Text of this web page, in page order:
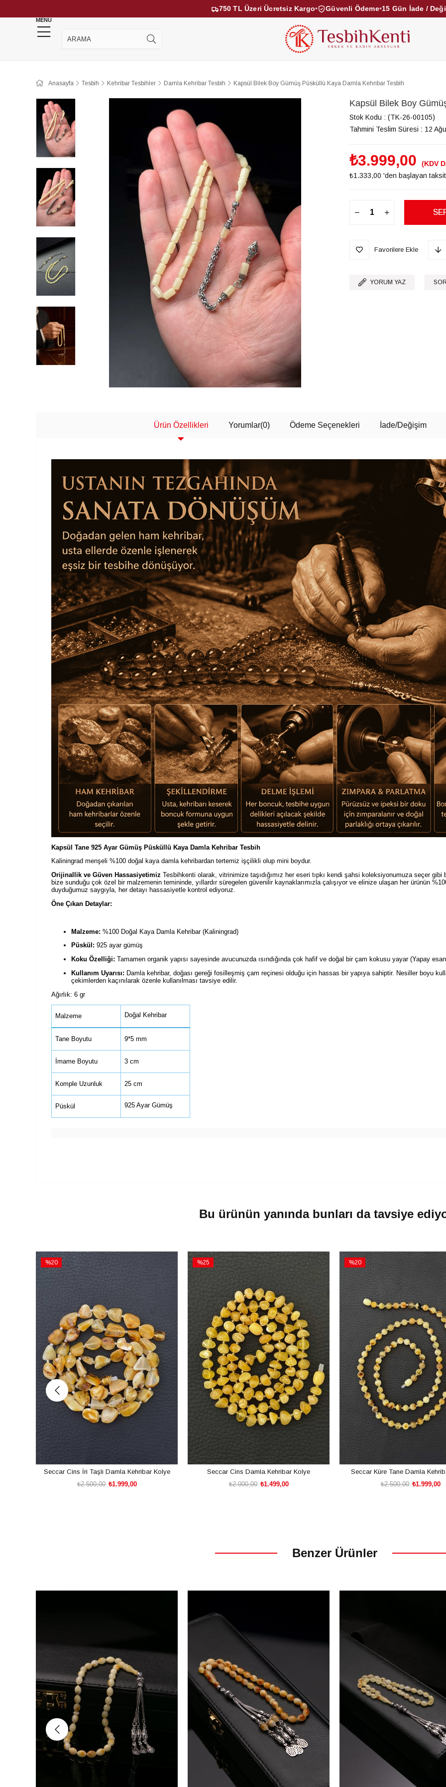
750 TL Üzeri Ücretsiz Kargo• Güvenli Ödeme•15 Gün İade /
MENU
KEHRİBAR TESBİHLER KUKA TESBİHLER
Anasayfa Tesbih Kehribar Tesbihler Damla Kehribar Tesbih Kapsül Bilek Boy Gümüş Püsküllü Kaya Damla Kehribar Tesbih
Kapsül Bilek Boy
Stok Kodu
(TK-26-00105)
Tahmini Teslim Süresi : 12
₺3.999,00
(KDV
₺1.333,00 'den başlayan
Favorilere Ekle
YORUM YAZ
Ürün Özellikleri Yorumlar(0) Ödeme Seçenekleri İade/Değişim
Kapsül Tane 925 Ayar Gümüş Püsküllü Kaya Damla Kehribar Tesbih
Kaliningrad menşeli %100 doğal kaya damla kehribardan tertemiz işçilikli olup mini boydur.
Orijinallik ve Güven Hassasiyetimiz Tesbihkenti olarak, vitrinimize taşıdığımız her eseri tıpkı kendi şahsi koleksiyonumuza seçer
bize sunduğu çok özel bir malzemenin temininde, yıllardır süregelen güvenilir kaynaklarımızla çalışıyor ve elinize ulaşan her ürünün
duyduğumuz saygıyla, her detayı hassasiyetle kontrol ediyoruz.
Öne Çıkan Detaylar:
Malzeme: %100 Doğal Kaya Damla Kehribar (Kaliningrad)
Püskül: 925 ayar gümüş
Koku Özelliği: Tamamen organik yapısı sayesinde avucunuzda ısındığında çok hafif ve doğal bir çam kokusu yayar (Yapay
Kullanım Uyarısı: Damla kehribar, doğası gereği fosilleşmiş çam reçinesi olduğu için hassas bir yapıya sahiptir. Nesiller boyu
çekimlerden kaçınılarak özenle kullanılması tavsiye edilir.
Ağırlık: 6 gr
Malzeme Doğal Kehribar
Tane Boyutu 9*5 mm
İmame Boyutu 3 cm
Komple Uzunluk 25 cm
Püskül 925 Ayar Gümüş
Bu ürünün yanında bunları da tavsiye
%20
İndirim
%20İndirim
Seccar Cins İri Taşlı Damla Kehribar Kolye
₺1.999,00
₺2.500,00
%25
İndirim
%25İndirim
Seccar Cins Damla Kehribar Kolye
₺1.499,00
₺2.000,00
%20
İndirim
%20İndirim
Seccar Küre Tane Damla
₺1.999,00
₺2.500,00
Benzer Ürünler